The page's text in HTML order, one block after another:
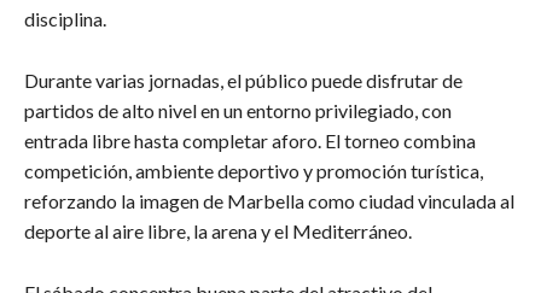
disciplina.
Durante varias jornadas, el público puede disfrutar de
partidos de alto nivel en un entorno privilegiado, con
entrada libre hasta completar aforo. El torneo combina
competición, ambiente deportivo y promoción turística,
reforzando la imagen de Marbella como ciudad vinculada al
deporte al aire libre, la arena y el Mediterráneo.